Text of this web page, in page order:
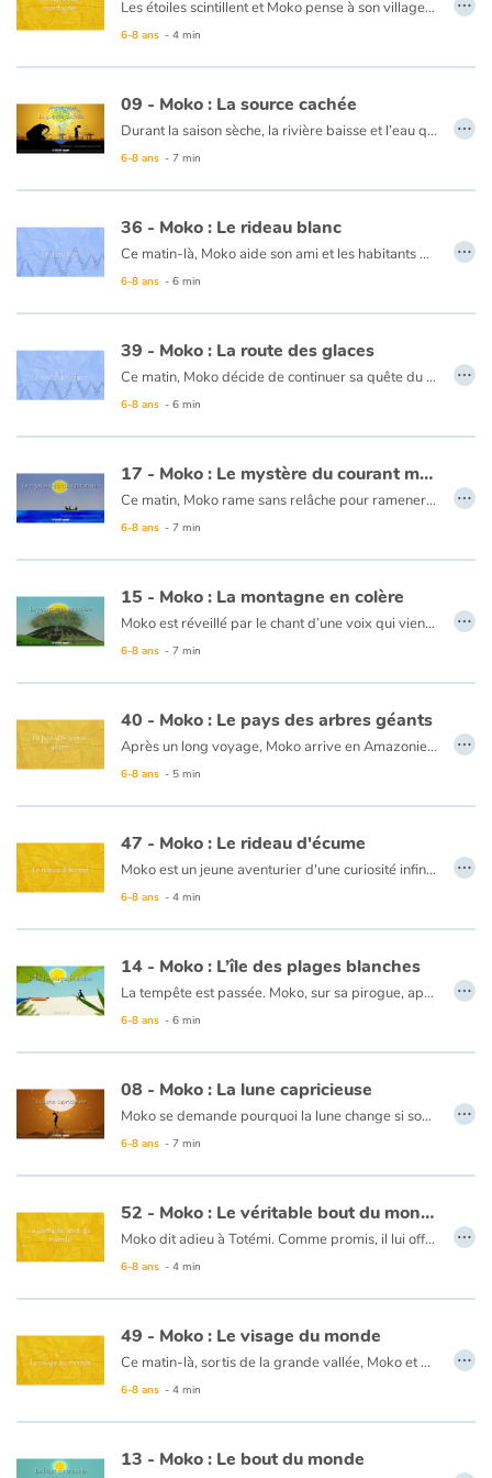
Les étoiles scintillent et Moko pense à son village. Totémi lui propose de le suivre et découvrir où se cache le bout du monde. Ils partent au petit matin... En chemin, le désert apparaît et se dressent bientôt devant eux de curieuses montagnes... puis une vallée étroite et profonde, sillonnant à perte de vue. Un homme leur dit que seul les cœurs purs et courageux parviennent à en connaître le bout. Ils s’y engagent, pleins de confiance... Moko joue de la flûte et l’écho des montagnes le guide...
Ce livre est disponible en anglais :48 - Moko : The strange mountains
6-8 ans - 4 min
09 - Moko : La source cachée
Durant la saison sèche, la rivière baisse et l’eau qui reste devient de la boue. Impossible de se baigner ou de boire. Moko se demande comment faire pour trouver de l’eau. Une vieille femme, munie d’un bâton, lui propose de creuser derrière un gros rocher. Il découvre alors de l’eau venant du sol. Une source cachée ! Moko, tout heureux de son trésor, se dit que l’eau est si précieuse qu’elle se cache au fond de la terre pour ne pas qu’on se serve trop, pour qu’il en reste toujours un peu quand la rivière est asséchée…
Ce livre est disponible en anglais :09 - Moko : The hidden spring
6-8 ans - 7 min
…
36 - Moko : Le rideau blanc
Ce matin-là, Moko aide son ami et les habitants du village à couper du bois pour se chauffer. La neige se met à tomber. Alarick le rejoint et le somme de regagner le village, mais Moko veut connaître le secret de la neige. Il marche en direction de la montagne. Arrivé au sommet, il voit le vent agiter de grands arbres d’où s’échappent des nuages de flocons. Une tempête se lève, et barre sa route comme un immense rideau. Moko supplie la montagne de le laisser redescendre, jurant qu’il ne dirait rien de son secret. La tempête se calme et lorsqu’à son retour Alarick lui demande ce qu’il a découvert, Moko lui confie que le secret de la montagne ne doit pas être dévoilé…
Ce livre est disponible en anglais :36 - Moko : The white curtain
6-8 ans - 6 min
…
39 - Moko : La route des glaces
Ce matin, Moko décide de continuer sa quête du bout du monde. Alarick lui offre son bateau. La nuit tombe sans jamais faire revenir le jour. Il avance sur un océan sombre et soudain son bateau est pris par la glace. Il pense que le pays ne veut pas le laisser repartir. Implorant la glace de fondre, il joue de la flûte qu’Alarick lui avait offerte. La glace fond, son bateau reprend sa course et le jour se lève… Moko découvre et une nouvelle côte…
Ce livre est disponible en anglais :39 - Moko : The sea of ice
6-8 ans - 6 min
…
17 - Moko : Le mystère du courant marin
Ce matin, Moko rame sans relâche pour ramener la barque. Il réveille Meï-Li pour qu’elle l’aide à ramer plus fort. Rien à faire, la barque glisse dans la direction opposée. Ils aperçoivent un pêcheur et décident de l’appeler mais le pêcheur est trop loin, il ne les entend pas. Au détour d’un immense rocher, ils voient une forêt et rament de toute leurs forces pour rejoindre le rivage. Moko et Meï-Li marchent et se disent que la mer a encore un secret à leur confier en leur faisant découvrir une partie inconnue de l’île de Meï-Li.
Ce livre est disponible en anglais :17 - Moko : Marine currents mystery
6-8 ans - 7 min
…
15 - Moko : La montagne en colère
Moko est réveillé par le chant d’une voix qui vient de l’autre côté de la plage. C’est Meï-Li. Elle a un chapeau en forme de dune et de jolis yeux fins comme des moitiés de lune. Alors qu’ils sont en route pour le village, un grondement terrible se fait entendre et une fumée noire s’élève. Ils arrivent au bord d’un trou immense, une véritable fournaise. Moko pense que c’est à cause de lui car il est entré dans la forêt interdite et décide de s’excuser. Pour calmer la montagne, Moko lui offre un beau coquillage comme font les ancêtres de Meï-Li. Moko est fier, la montagne arrête de gronder et il a appris son langage…
Ce livre est disponible en anglais :15 - Moko : The angry mountain
6-8 ans - 7 min
…
40 - Moko : Le pays des arbres géants
Après un long voyage, Moko arrive en Amazonie. Il pense que dans ce pays tout le monde doit être géant car les arbres de la forêt qu'il découvre sont immenses. Il grimpe au plus haut pour y découvrir le paysage. La forêt est à perte de vue, avec des montagnes au loin. Moko se demande si le bout du monde ressemble bien à cela ! Il se sent seul et demande aux étoiles de lui faire rencontrer un ami...
Ce livre est disponible en anglais :40 - Moko : The country of the giant trees
6-8 ans - 5 min
…
47 - Moko : Le rideau d'écume
Moko est un jeune aventurier d'une curiosité infinie et d'une imagination débordante. Son grand défi : découvrir le bout du monde ! Moko pourra t-il sauver son amie Totémie de cette impressionnante chute d'eau ?
Ce livre existe aussi en anglais :47 - Moko : The curtain of foam
6-8 ans - 4 min
…
14 - Moko : L’île des plages blanches
La tempête est passée. Moko, sur sa pirogue, approche du rivage. Il ne sait pas où il est mais la plage est toute blanche. Moko décide de se mettre en marche pour trouver les gens qui habitent ici. Il découvre les plantes aux immenses feuilles et au bout du chemin, de nouveau la plage… La nuit tombe et Moko s’endort persuadé d’être le premier voyageur à qui l’océan permet de découvrir en secret une île inconnue.
Ce livre est disponible en anglais :14 - Moko : The white beaches island
6-8 ans - 6 min
…
08 - Moko : La lune capricieuse
Moko se demande pourquoi la lune change si souvent de forme. Voyant parfois qu’elle se lève au loin comme le soleil, il se dit qu’en avançant vers l’horizon, il pourrait s’en rapprocher et en savoir davantage. Le mieux serait même de lui poser la question. Durant sa longue marche vers un horizon qu’il n’arrive pas à atteindre, Moko voit la lune changer de forme sans cesse. Tantôt en forme de croissant comme un sourire, tantôt disque de lumière, tantôt blanche, tantôt jaune, la lune se déplace dans le ciel sans même qu’on puisse la voir bouger. Une nuit, Moko décide de regarder le ballet merveilleux de la lune au milieu des étoiles. Il se dit qu’il n’atteindrait pas l’horizon et qu’après tout, la lune aimait tout simplement se donner en spectacle pour qu’on la regarde plus souvent…
Ce livre est disponible en anglais :08 - Moko : The changing moon
6-8 ans - 7 min
…
52 - Moko : Le véritable bout du monde
Moko dit adieu à Totémi. Comme promis, il lui offre ce qu’il a de plus précieux : la pierre de Mei-Li et la flûte d’Alarick. Totémi lui dit que c’est à présent ce qu’elle a de plus cher et lui offre à son tour un cadeau qu’il ne devra ouvrir qu’à son arrivée… Moko embarque et se dirige vers le cap que tant de marins craignent de passer. La nature se déchaîne, Moko tient bon et, un matin, aperçoit la côte de son pays. Il comprend alors que le bout du monde n’est autre que son pays. En arrivant à terre, il ouvre le cadeau de Totémi. Il y a son bracelet, ainsi que la flûte d’Alarick et la pierre de Mei-Li… mais son plus beau cadeau est la rencontre des autres !
Ce livre est disponible en anglais :52 - Moko : The real end of the world..
6-8 ans - 4 min
…
49 - Moko : Le visage du monde
Ce matin-là, sortis de la grande vallée, Moko et Totémi découvrent une étendue presque aussi blanche que la neige du pays d’Alarick, mais sous une chaleur étouffante. Ils sont dans un désert bien étrange, où le sol est comme du sel, fissuré comme les rides d’un visage trop âgé. Moko pense qu’ils sont sur le visage du monde... Un homme leur dit qu’à l’autre bout, ils verront ce que tant avant eux ont rêvé de voir... Mais qu’ils doivent voler comme des oiseaux ! Il leur offre un étrange cerf-volant. La tempête se lève et ils décollent...
Ce livre est disponible en anglais:49 - Moko : The faces of the world
6-8 ans - 4 min
…
13 - Moko : Le bout du monde